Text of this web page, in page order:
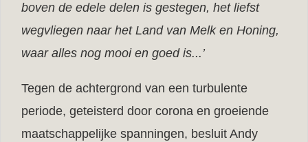
boven de edele delen is gestegen, het liefst
wegvliegen naar het Land van Melk en Honing,
waar alles nog mooi en goed is...’
Tegen de achtergrond van een turbulente
periode, geteisterd door corona en groeiende
maatschappelijke spanningen, besluit Andy